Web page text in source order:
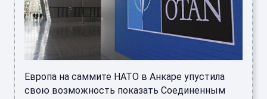
Европа на саммите НАТО в Анкаре упустила
свою возможность показать Соединенным